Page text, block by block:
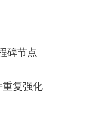
碑节点
复强化